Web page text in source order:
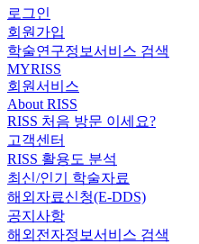
로그인
회원가입
학술연구정보서비스 검색
MYRISS
회원서비스
About RISS
RISS 처음 방문 이세요?
고객센터
RISS 활용도 분석
최신/인기 학술자료
해외자료신청(E-DDS)
공지사항
해외전자정보서비스 검색